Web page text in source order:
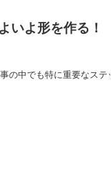
いよ形を作る！
の中でも特に重要なステ